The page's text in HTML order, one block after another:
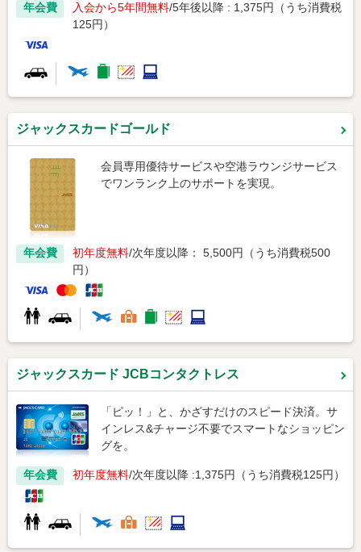
年会費 入会から5年間無料 5年後以降 : 1,375円（うち消費税
125円）
ジャックスカードゴールド
会員専用優待サービスや空港ラウンジサービス
でワンランク上のサポートを実現。
年会費 初年度無料 次年度以降： 5,500円（うち消費税500
円）
ジャックスカード JCBコンタクトレス
「ピッ！」と、かざすだけのスピード決済。サ
インレス&チャージ不要でスマートなショッピン
グを。
年会費 初年度無料 次年度以降 :1,375円（うち消費税125円）